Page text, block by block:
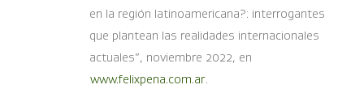
en la región latinoamericana?: interrogantes
que plantean las realidades internacionales
actuales”, noviembre 2022, en
www.felixpena.com.ar.